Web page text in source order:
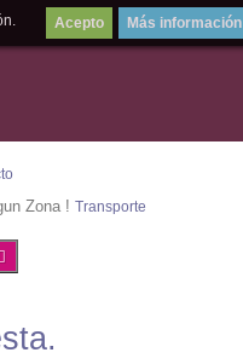
Zona !Transporte
Más información